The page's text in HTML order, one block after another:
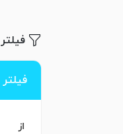
از